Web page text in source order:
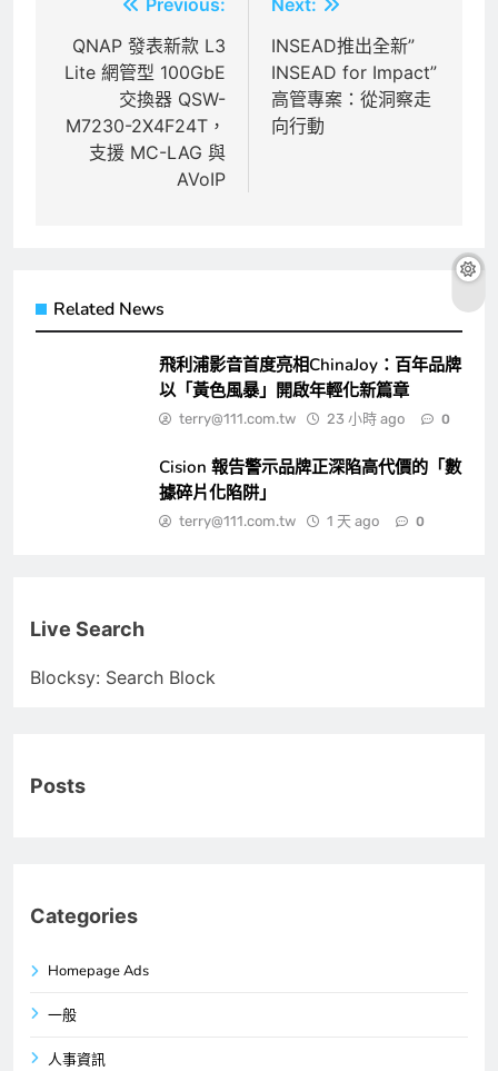
章
導
覽
QNAP 發表新款 L3
Lite 網管型 100GbE
交換器 QSW-
M7230-2X4F24T，
支援 MC-LAG 與
AVoIP
INSEAD推出全新”
INSEAD for Impact”
高管專案：從洞察走
向行動
Related News
飛利浦影音首度亮相ChinaJoy：百年品牌
以「黃色風暴」開啟年輕化新篇章
terry@111.com.tw 23 小時 ago 0
Cision 報告警示品牌正深陷高代價的「數
據碎片化陷阱」
terry@111.com.tw 1 天 ago 0
Live Search
Blocksy: Search Block
Posts
Categories
Homepage Ads
一般
人事資訊